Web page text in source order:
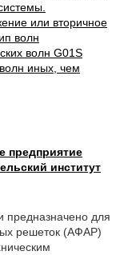
или вторичное
волн
волн G01S
иных, чем
предприятие
институт
предназначено для
решеток (АФАР)